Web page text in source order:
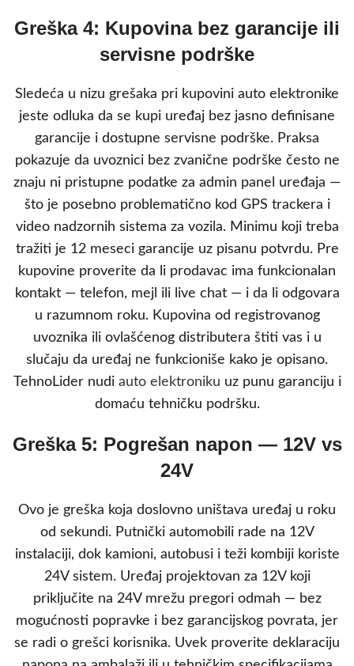
Greška 4: Kupovina bez garancije ili
servisne podrške
Sledeća u nizu grešaka pri kupovini auto elektronike
jeste odluka da se kupi uređaj bez jasno definisane
garancije i dostupne servisne podrške. Praksa
pokazuje da uvoznici bez zvanične podrške često ne
znaju ni pristupne podatke za admin panel uređaja —
što je posebno problematično kod GPS trackera i
video nadzornih sistema za vozila. Minimu koji treba
tražiti je 12 meseci garancije uz pisanu potvrdu. Pre
kupovine proverite da li prodavac ima funkcionalan
kontakt — telefon, mejl ili live chat — i da li odgovara
u razumnom roku. Kupovina od registrovanog
uvoznika ili ovlašćenog distributera štiti vas i u
slučaju da uređaj ne funkcioniše kako je opisano.
TehnoLider nudi auto elektroniku uz punu garanciju i
domaću tehničku podršku.
Greška 5: Pogrešan napon — 12V vs
24V
Ovo je greška koja doslovno uništava uređaj u roku
od sekundi. Putnički automobili rade na 12V
instalaciji, dok kamioni, autobusi i teži kombiji koriste
24V sistem. Uređaj projektovan za 12V koji
priključite na 24V mrežu pregori odmah — bez
mogućnosti popravke i bez garancijskog povrata, jer
se radi o grešci korisnika. Uvek proverite deklaraciju